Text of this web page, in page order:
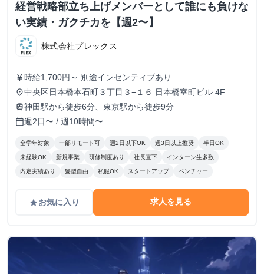
経営戦略部立ち上げメンバーとして誰にも負けな
い実績・ガクチカを【週2〜】
株式会社プレックス
currency_yen 時給1,700円～ 別途インセンティブあり
place中央区日本橋本石町３丁目３−１６ 日本橋室町ビル 4F
train神田駅から徒歩6分、東京駅から徒歩9分
calendar_today週2日〜 / 週10時間〜
全学年対象 一部リモート可 週2日以下OK 週3日以上推奨 半日OK
未経験OK 新規事業 研修制度あり 社長直下 インターン生多数
内定実績あり 髪型自由 私服OK スタートアップ ベンチャー
gradeお気に入り 求人を見る